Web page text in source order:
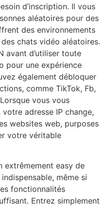
d’inscription. Il vous
aléatoires pour des
des environnements
chats vidéo aléatoires.
avant d’utiliser toute
pour une expérience
également débloquer
comme TikTok, Fb,
vous vous
adresse IP change,
websites web, purposes
votre véritable
extrêmement easy de
même si
fonctionnalités
Entrez simplement